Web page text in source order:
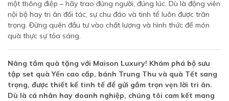
một thông điệp – hãy trao đúng người, đúng lúc. Dù là động viên
nội bộ hay tri ân đối tác, sự chu đáo và tinh tế luôn được trân
trọng. Đừng quên đầu tư vào chất lượng và hình thức để món
quà thực sự tỏa sáng.
Nâng tầm quà tặng với Maison Luxury! Khám phá bộ sưu
tập set quà Yến cao cấp, bánh Trung Thu và quà Tết sang
trọng, được thiết kế tinh tế để gửi gắm trọn vẹn lời tri ân.
Dù là cá nhân hay doanh nghiệp, chúng tôi cam kết mang